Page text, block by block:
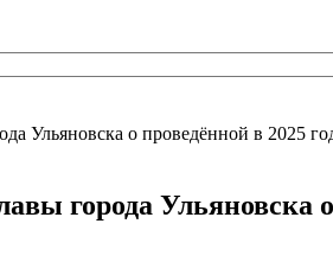
Ульяновска о проведённой в 2025
города Ульяновска